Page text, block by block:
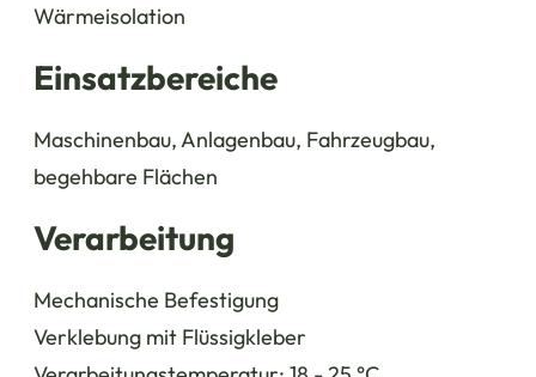
Wärmeisolation
Einsatzbereiche
Maschinenbau, Anlagenbau, Fahrzeugbau,
begehbare Flächen
Verarbeitung
Mechanische Befestigung
Verklebung mit Flüssigkleber